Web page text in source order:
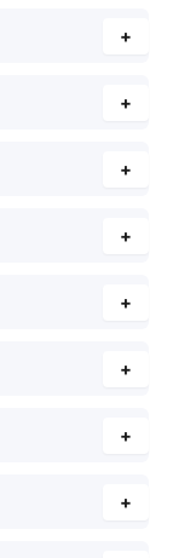
+
+
+
+
+
+
+
+